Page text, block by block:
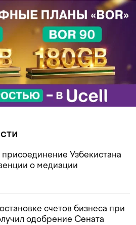
Узбекистана
о медиации
счетов бизнеса при
одобрение Сената